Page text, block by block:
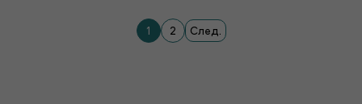
1 2 След.